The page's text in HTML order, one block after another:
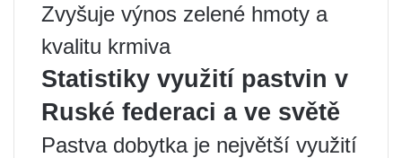
Zvyšuje výnos zelené hmoty a
kvalitu krmiva
Statistiky využití pastvin v
Ruské federaci a ve světě
Pastva dobytka je největší využití